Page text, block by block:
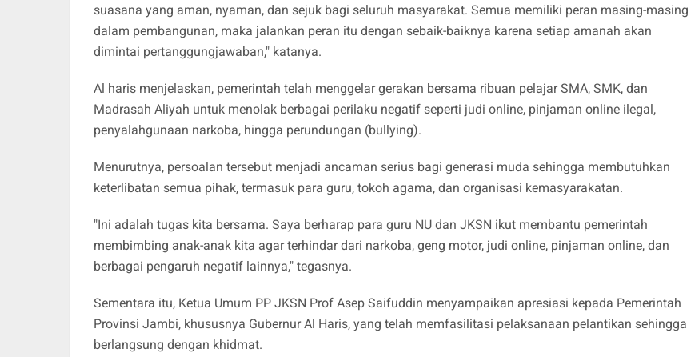
suasana yang aman, nyaman, dan sejuk bagi seluruh masyarakat. Semua memiliki peran masing-masing
dalam pembangunan, maka jalankan peran itu dengan sebaik-baiknya karena setiap amanah akan
dimintai pertanggungjawaban," katanya.
Al haris menjelaskan, pemerintah telah menggelar gerakan bersama ribuan pelajar SMA, SMK, dan
Madrasah Aliyah untuk menolak berbagai perilaku negatif seperti judi online, pinjaman online ilegal,
penyalahgunaan narkoba, hingga perundungan (bullying).
Menurutnya, persoalan tersebut menjadi ancaman serius bagi generasi muda sehingga membutuhkan
keterlibatan semua pihak, termasuk para guru, tokoh agama, dan organisasi kemasyarakatan.
"Ini adalah tugas kita bersama. Saya berharap para guru NU dan JKSN ikut membantu pemerintah
membimbing anak-anak kita agar terhindar dari narkoba, geng motor, judi online, pinjaman online, dan
berbagai pengaruh negatif lainnya," tegasnya.
Sementara itu, Ketua Umum PP JKSN Prof Asep Saifuddin menyampaikan apresiasi kepada Pemerintah
Provinsi Jambi, khususnya Gubernur Al Haris, yang telah memfasilitasi pelaksanaan pelantikan sehingga
berlangsung dengan khidmat.